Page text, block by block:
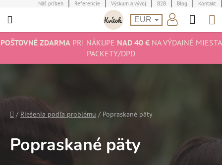
na
Náš príbeh Referencie Výskum a vývoj B2B Blog Kontakt
EUR
POŠTOVNÉ ZDARMAPRI NÁKUPE NAD 40 €NA VÝDAJNÉ MIESTA
PACKETY/DPD
Domov
/ Riešenia podľa problému / Popraskané päty
Popraskané päty